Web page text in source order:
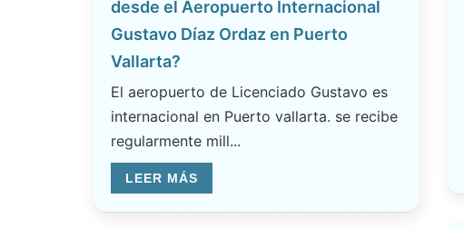
desde el Aeropuerto Internacional
Gustavo Díaz Ordaz en Puerto
Vallarta?
El aeropuerto de Licenciado Gustavo es
internacional en Puerto vallarta. se recibe
regularmente mill...
LEER MÁS